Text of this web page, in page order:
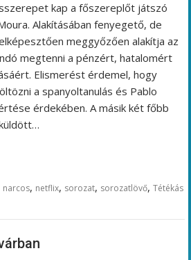
kap a főszereplőt játszó
Alakításában fenyegető, de
meggyőzően alakítja az
megtenni a pénzért, hatalomért
Elismerést érdemel, hogy
a spanyoltanulás és Pablo
érdekében. A másik két főbb
narcos, netflix, sorozat, sorozatlövő,Tétékás